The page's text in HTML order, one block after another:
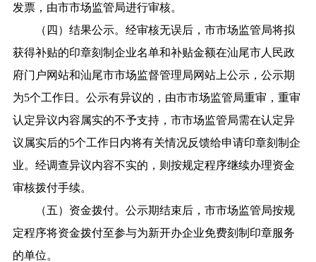
发票，由市市场监管局进行审核。
（四）结果公示。经审核无误后，市市场监管局将拟
获得补贴的印章刻制企业名单和补贴金额在汕尾市人民政
府门户网站和汕尾市市场监督管理局网站上公示，公示期
为5个工作日。公示有异议的，由市市场监管局重审，重审
认定异议内容属实的不予支持，市市场监管局需在认定异
议属实后的5个工作日内将有关情况反馈给申请印章刻制企
业。经调查异议内容不实的，则按规定程序继续办理资金
审核拨付手续。
（五）资金拨付。公示期结束后，市市场监管局按规
定程序将资金拨付至参与为新开办企业免费刻制印章服务
的单位。